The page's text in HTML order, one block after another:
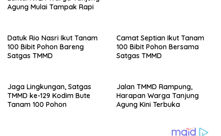
Agung Mulai Tampak Rapi
Datuk Rio Nasri Ikut Tanam
100 Bibit Pohon Bareng
Satgas TMMD
Camat Septian Ikut Tanam
100 Bibit Pohon Bersama
Satgas TMMD
Jaga Lingkungan, Satgas
TMMD ke-129 Kodim Bute
Tanam 100 Pohon
Jalan TMMD Rampung,
Harapan Warga Tanjung
Agung Kini Terbuka